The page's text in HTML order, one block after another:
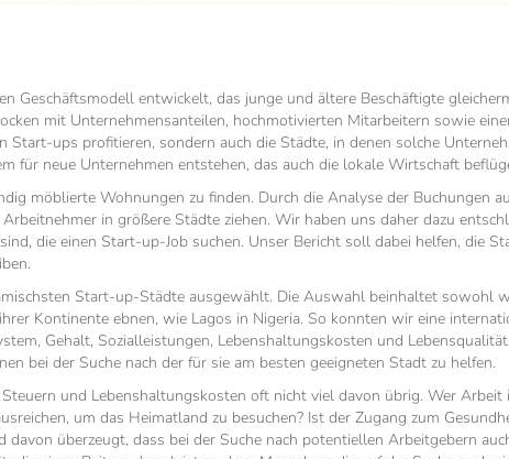
Geschäftsmodell entwickelt, das junge und ältere Beschäftigte
mit Unternehmensanteilen, hochmotivierten Mitarbeitern sowie
ups profitieren, sondern auch die Städte, in denen solche
für neue Unternehmen entstehen, das auch die lokale Wirtschaft
möblierte Wohnungen zu finden. Durch die Analyse der Buchungen
in größere Städte ziehen. Wir haben uns daher dazu
die einen Start-up-Job suchen. Unser Bericht soll dabei helfen, die
Start-up-Städte ausgewählt. Die Auswahl beinhaltet sowohl
Kontinente ebnen, wie Lagos in Nigeria. So konnten wir eine
Gehalt, Sozialleistungen, Lebenshaltungskosten und
bei der Suche nach der für sie am besten geeigneten Stadt zu helfen.
und Lebenshaltungskosten oft nicht viel davon übrig. Wer
um das Heimatland zu besuchen? Ist der Zugang zum
überzeugt, dass bei der Suche nach potentiellen Arbeitgebern